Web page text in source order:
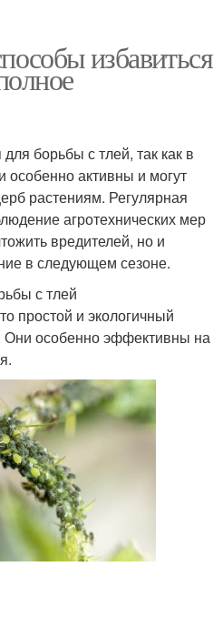
избавиться
борьбы с тлей, так как в
особенно активны и могут
растениям. Регулярная
агротехнических мер
вредителей, но и
в следующем сезоне.
с тлей
простой и экологичный
Они особенно эффективны на